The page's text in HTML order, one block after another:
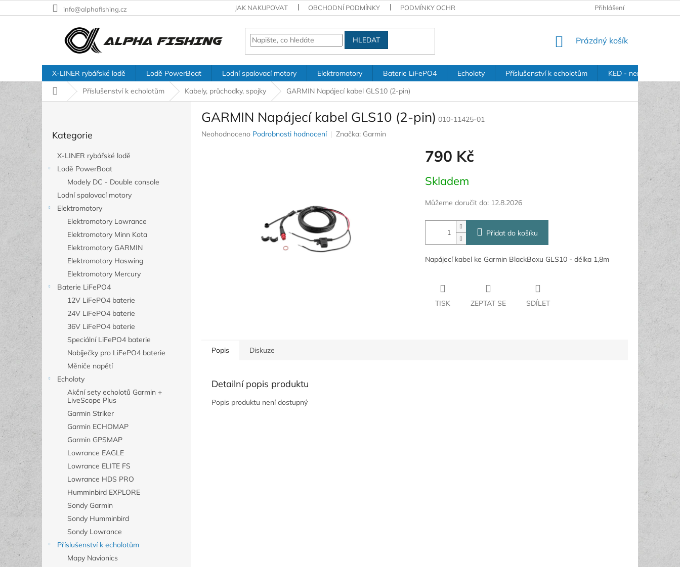
na
info@alphafishing.cz JAK NAKUPOVAT OBCHODNÍ PODMÍNKY PODMÍNKY OCHRANY OSOBNÍCH ÚDAJŮ Přihlášení
HLEDAT
NÁKUPNÍ
Prázdný košík
X-LINER rybářské lodě Lodě PowerBoat Lodní spalovací motory Elektromotory Baterie LiFePO4 Echoloty Příslušenství k echolotům
KED - nerezové
Domů
Příslušenství k echolotům Kabely, průchodky, spojky GARMIN Napájecí kabel GLS10 (2-pin)
kategorie
Kategorie
X-LINER rybářské lodě
Lodě PowerBoat
Modely DC - Double console
Lodní spalovací motory
Elektromotory
Elektromotory Lowrance
Elektromotory Minn Kota
Elektromotory GARMIN
Elektromotory Haswing
Elektromotory Mercury
Baterie LiFePO4
12V LiFePO4 baterie
24V LiFePO4 baterie
36V LiFePO4 baterie
Speciální LiFePO4 baterie
Nabíječky pro LiFePO4 baterie
Měniče napětí
Echoloty
Akční sety echolotů Garmin +
LiveScope Plus
Garmin Striker
Garmin ECHOMAP
Garmin GPSMAP
Lowrance EAGLE
Lowrance ELITE FS
Lowrance HDS PRO
Humminbird EXPLORE
Sondy Garmin
Sondy Humminbird
Sondy Lowrance
Příslušenství k echolotům
Mapy Navionics
GARMIN Napájecí kabel GLS10 (2-pin) 010-11425-01
Průměrné
Neohodnoceno Podrobnosti hodnocení Značka: Garmin
790 Kč
cena:
Skladem
Můžeme doručit do: 12.8.2026
Přidat do košíku
Napájecí kabel ke Garmin BlackBoxu GLS10 - délka 1,8m
TISK ZEPTAT SE SDÍLET
Popis Diskuze
Detailní popis produktu
Popis produktu není dostupný